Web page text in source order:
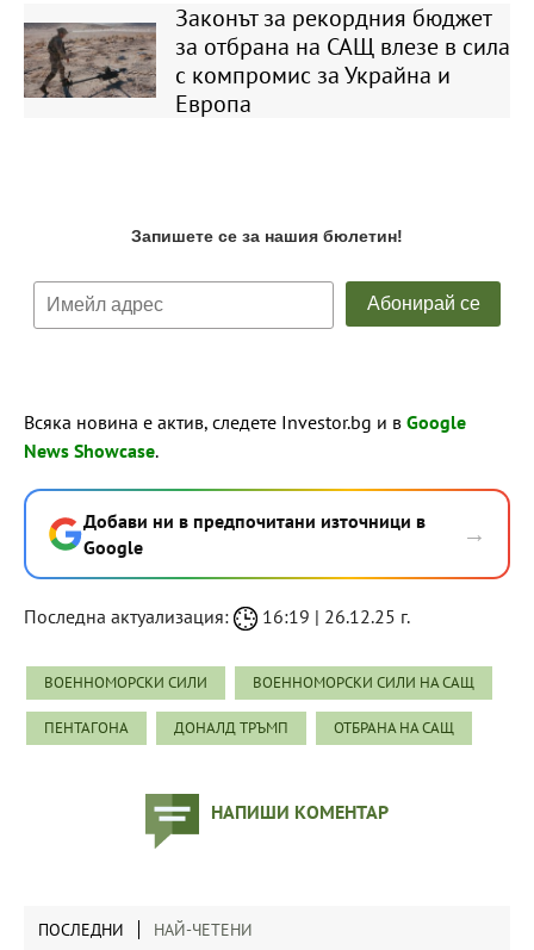
Законът за рекордния бюджет
за отбрана на САЩ влезе в сила
с компромис за Украйна и
Европа
Всяка новина е актив, следете Investor.bg и в Google
News Showcase.
Добави ни в предпочитани източници в
Google
→
Последна актуализация: 16:19 | 26.12.25 г.
ВОЕННОМОРСКИ СИЛИ ВОЕННОМОРСКИ СИЛИ НА САЩ
ПЕНТАГОНА ДОНАЛД ТРЪМП ОТБРАНА НА САЩ
НАПИШИ КОМЕНТАР
ПОСЛЕДНИ НАЙ-ЧЕТЕНИ